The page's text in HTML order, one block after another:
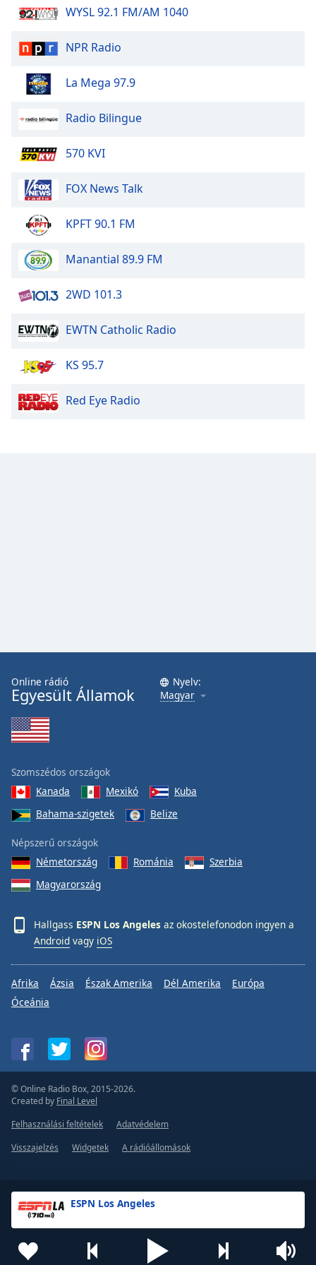
dialog
Escape
cancel
close
window.
Color
Opacity
Background
Color
Area
Reset
Done
Close
Modal
End
dialog
window.
ESPN Los Angeles
WYSL 92.1 FM/AM 1040
NPR Radio
La Mega 97.9
Radio Bilingue
570 KVI
FOX News Talk
KPFT 90.1 FM
Manantial 89.9 FM
2WD 101.3
EWTN Catholic Radio
KS 95.7
Red Eye Radio
Online rádió
Egyesült Államok
Nyelv:
Magyar
Szomszédos országok
Kanada
Mexikó
Kuba
Bahama-szigetek
Belize
Népszerű országok
Németország
Románia
Szerbia
Magyarország
Hallgass ESPN Los Angeles az okostelefonodon ingyen a
Android vagy iOS
Afrika Ázsia Észak Amerika Dél Amerika
Európa
Óceánia
© Online Radio Box, 2015-2026.
Created by Final Level
Felhasználási feltételek
Adatvédelem
Visszajelzés
Widgetek A rádióállomások